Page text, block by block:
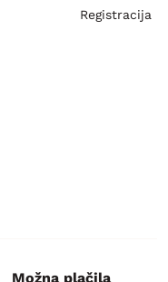
Registracija
Možna plačila